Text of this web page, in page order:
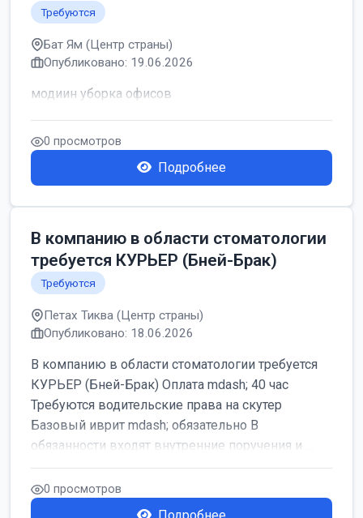
Требуются
Бат Ям (Центр страны)
Опубликовано: 19.06.2026
модиин уборка офисов
0 просмотров
Подробнее
В компанию в области стоматологии
требуется КУРЬЕР (Бней-Брак)
Требуются
Петах Тиква (Центр страны)
Опубликовано: 18.06.2026
В компанию в области стоматологии требуется
КУРЬЕР (Бней-Брак) Оплата mdash; 40 час
Требуются водительские права на скутер
Базовый иврит mdash; обязательно В
обязанности входят внутренние поручения и ...
0 просмотров